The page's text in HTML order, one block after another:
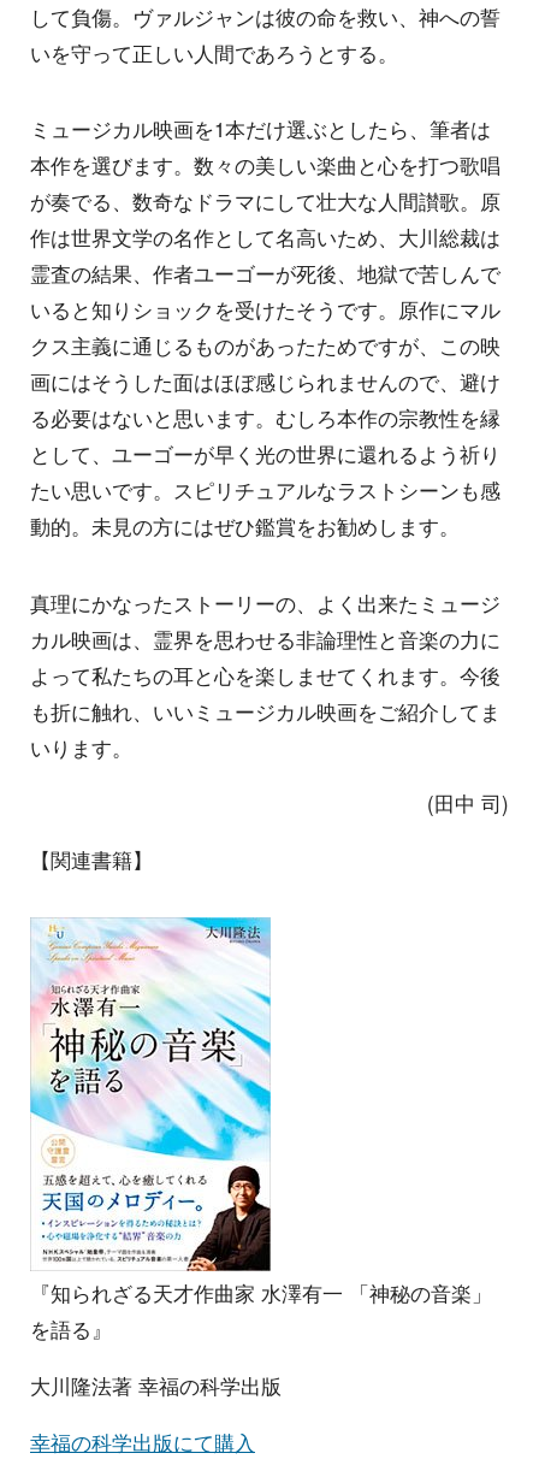
して負傷。ヴァルジャンは彼の命を救い、神への誓
いを守って正しい人間であろうとする。
ミュージカル映画を1本だけ選ぶとしたら、筆者は
本作を選びます。数々の美しい楽曲と心を打つ歌唱
が奏でる、数奇なドラマにして壮大な人間讃歌。原
作は世界文学の名作として名高いため、大川総裁は
霊査の結果、作者ユーゴーが死後、地獄で苦しんで
いると知りショックを受けたそうです。原作にマル
クス主義に通じるものがあったためですが、この映
画にはそうした面はほぼ感じられませんので、避け
る必要はないと思います。むしろ本作の宗教性を縁
として、ユーゴーが早く光の世界に還れるよう祈り
たい思いです。スピリチュアルなラストシーンも感
動的。未見の方にはぜひ鑑賞をお勧めします。
真理にかなったストーリーの、よく出来たミュージ
カル映画は、霊界を思わせる非論理性と音楽の力に
よって私たちの耳と心を楽しませてくれます。今後
も折に触れ、いいミュージカル映画をご紹介してま
いります。
(田中 司)
【関連書籍】
『知られざる天才作曲家 水澤有一 「神秘の音楽」
を語る』
大川隆法著 幸福の科学出版
幸福の科学出版にて購入